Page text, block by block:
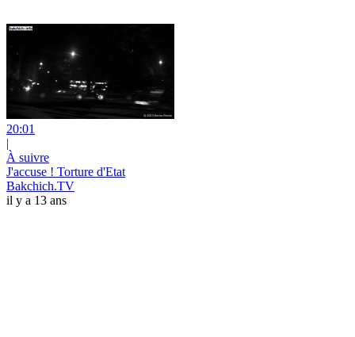
20:01
|
À suivre
J'accuse ! Torture d'Etat
Bakchich.TV
il y a 13 ans